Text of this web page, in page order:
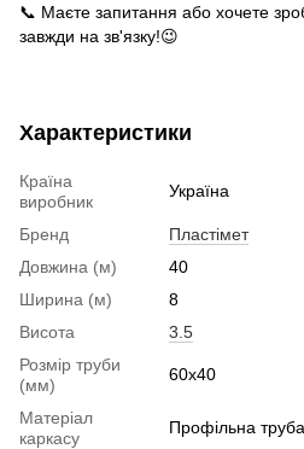
📞 Маєте запитання або хочете
завжди на зв'язку!😉
Характеристики
Країна
виробник
Україна
Бренд
Пластімет
Довжина (м)
40
Ширина (м)
8
Висота
3.5
Розмір труби
(мм)
60x40
Матеріал
каркасу
Профільна труба